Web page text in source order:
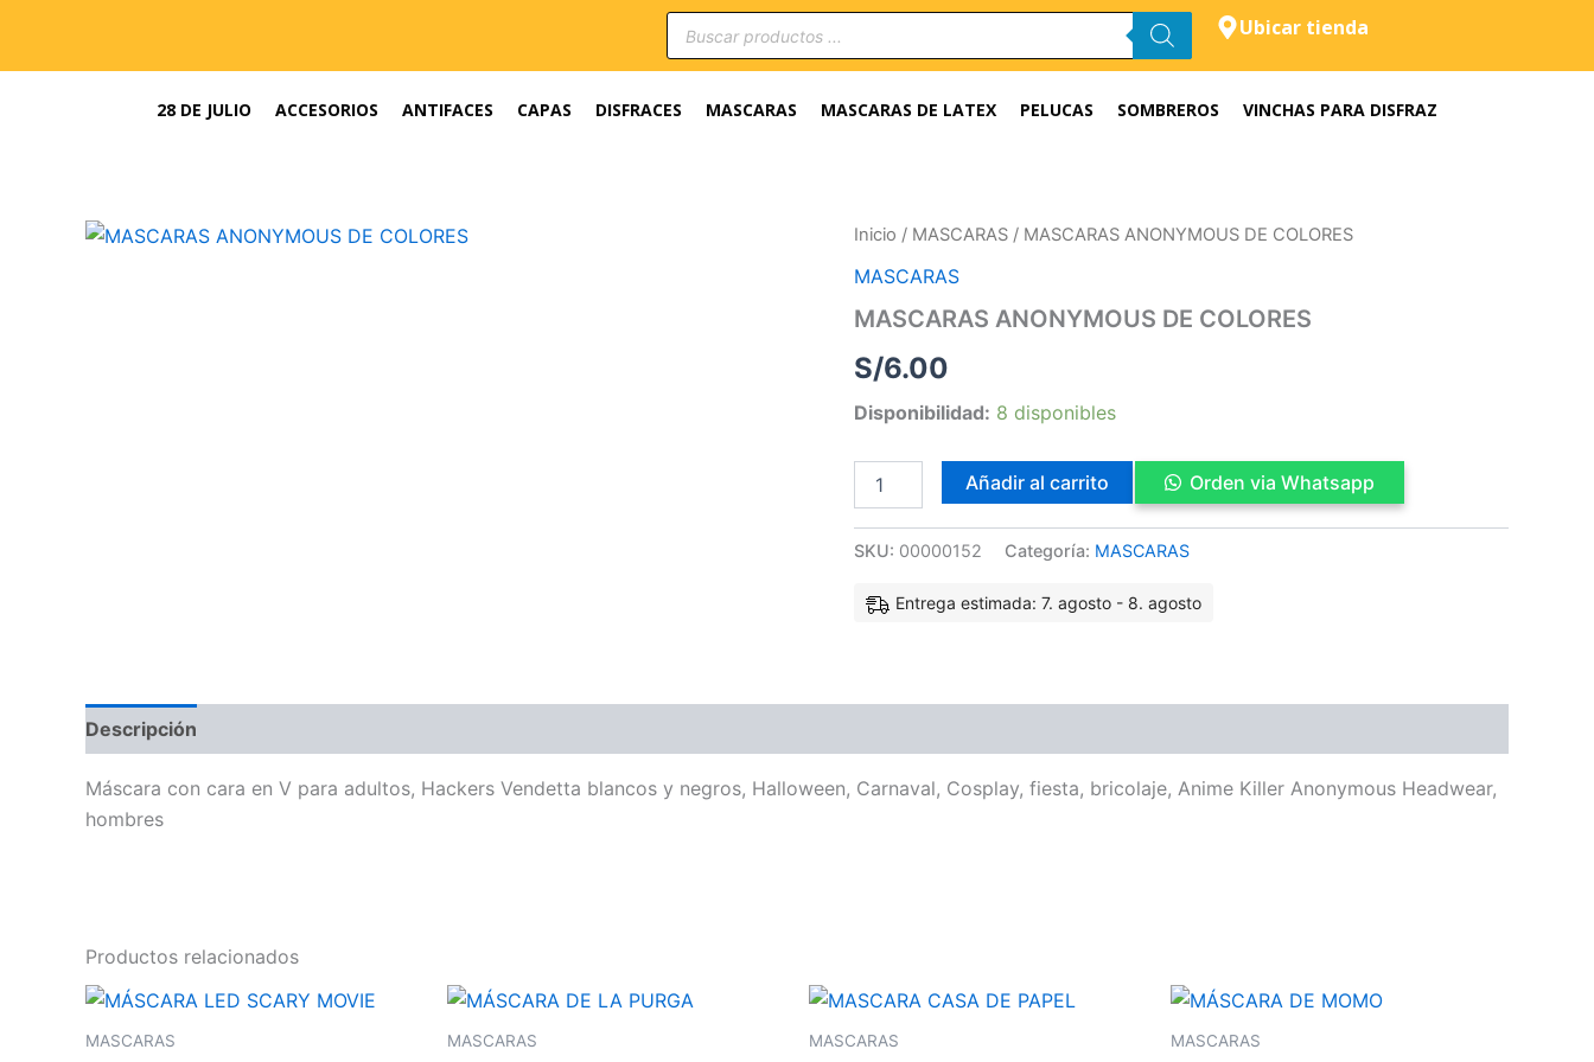
contenido
Búsqueda
de
productos
Ubicar tienda
28 DE JULIO ACCESORIOS ANTIFACES CAPAS DISFRACES MASCARAS MASCARAS DE LATEX PELUCAS SOMBREROS VINCHAS PARA DISFRAZ
Inicio / MASCARAS / MASCARAS ANONYMOUS DE COLORES
MASCARAS
MASCARAS ANONYMOUS DE COLORES
S/6.00
Disponibilidad: 8 disponibles
MASCARAS
DE
cantidad
Añadir al carrito Orden via Whatsapp
SKU: 00000152 Categoría: MASCARAS
Entrega estimada: 7. agosto - 8. agosto
Descripción
Máscara con cara en V para adultos, Hackers Vendetta blancos y negros, Halloween, Carnaval, Cosplay, fiesta, bricolaje, Anime Killer Anonymous Headwear,
hombres
Productos relacionados
MASCARAS MASCARAS MASCARAS MASCARAS